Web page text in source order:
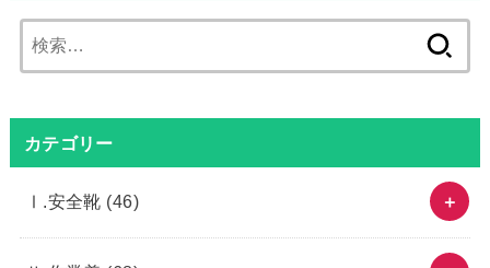
索:
カテゴリー
Ⅰ.安全靴 (46)